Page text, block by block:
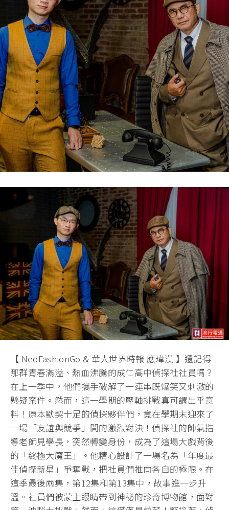
【 NeoFashionGo & 華人世界時報 應瑋漢 】還記得
那群青春滿溢、熱血沸騰的成仁高中偵探社社員嗎？
在上一季中，他們攜手破解了一連串既爆笑又刺激的
懸疑案件。然而，這一學期的壓軸挑戰真可謂出乎意
料！原本默契十足的偵探夥伴們，竟在學期末迎來了
一場「友誼與競爭」間的激烈對決！偵探社的帥氣指
導老師見學長，突然轉變身份，成為了這場大戲背後
的「終極大魔王」。他精心設計了一場名為「年度最
佳偵探新星」爭奪戰，把社員們推向各自的極限。在
這季最後兩集，第12集和第13集中，故事進一步升
溫。社員們被蒙上眼睛帶到神秘的珍奇博物館，面對